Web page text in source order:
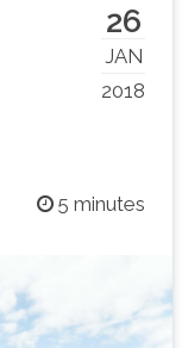
26
JAN
2018
5 minutes